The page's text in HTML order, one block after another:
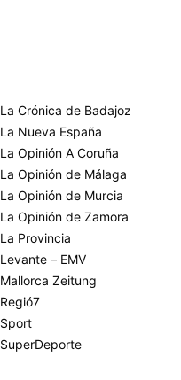
La Crónica de Badajoz
La Nueva España
La Opinión A Coruña
La Opinión de Málaga
La Opinión de Murcia
La Opinión de Zamora
La Provincia
Levante – EMV
Mallorca Zeitung
Regió7
Sport
SuperDeporte